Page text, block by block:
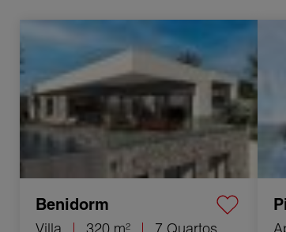
vos objectifs
Franchisé
Venda Villa Benidorm 7 Quartos 320 m²
Benidorm
Villa 320 m²
7 Quartos